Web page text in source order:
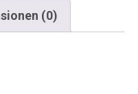
(0)